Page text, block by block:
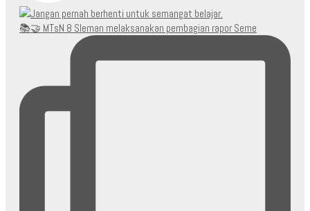
📚🤝 MTsN 8 Sleman melaksanakan pembagian rapor Seme